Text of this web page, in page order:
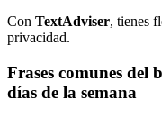
Con TextAdviser, tienes
privacidad.
Frases comunes del
días de la semana